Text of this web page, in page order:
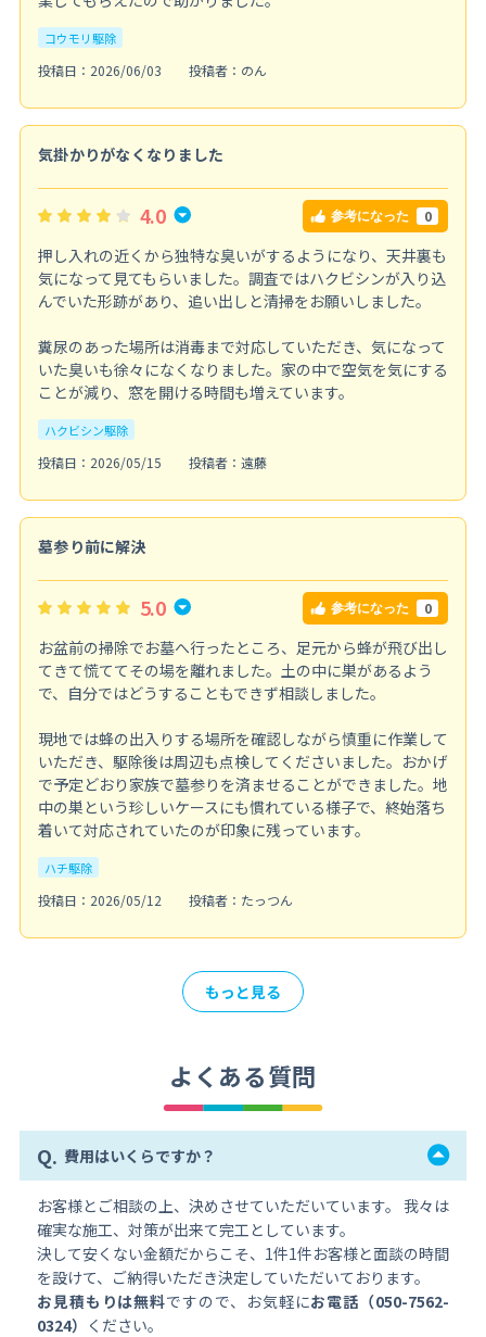
コウモリ駆除
投稿日：2026/06/03 投稿者：のん
気掛かりがなくなりました
4.0 参考になった 0
押し入れの近くから独特な臭いがするようになり、天井裏も
気になって見てもらいました。調査ではハクビシンが入り込
んでいた形跡があり、追い出しと清掃をお願いしました。
糞尿のあった場所は消毒まで対応していただき、気になって
いた臭いも徐々になくなりました。家の中で空気を気にする
ことが減り、窓を開ける時間も増えています。
ハクビシン駆除
投稿日：2026/05/15 投稿者：遠藤
墓参り前に解決
5.0 参考になった 0
お盆前の掃除でお墓へ行ったところ、足元から蜂が飛び出し
てきて慌ててその場を離れました。土の中に巣があるよう
で、自分ではどうすることもできず相談しました。
現地では蜂の出入りする場所を確認しながら慎重に作業して
いただき、駆除後は周辺も点検してくださいました。おかげ
で予定どおり家族で墓参りを済ませることができました。地
中の巣という珍しいケースにも慣れている様子で、終始落ち
着いて対応されていたのが印象に残っています。
ハチ駆除
投稿日：2026/05/12 投稿者：たっつん
もっと見る
よくある質問
Q. 費用はいくらですか？
お客様とご相談の上、決めさせていただいています。 我々は
確実な施工、対策が出来て完工としています。
決して安くない金額だからこそ、1件1件お客様と面談の時間
を設けて、ご納得いただき決定していただいております。
お見積もりは無料ですので、お気軽にお電話（050-7562-
0324） ください。